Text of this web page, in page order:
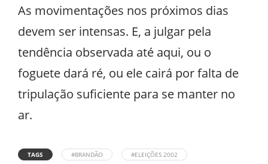
As movimentações nos próximos dias
devem ser intensas. E, a julgar pela
tendência observada até aqui, ou o
foguete dará ré, ou ele cairá por falta de
tripulação suficiente para se manter no
ar.
TAGS #BRANDÃO #ELEIÇÕES 2002